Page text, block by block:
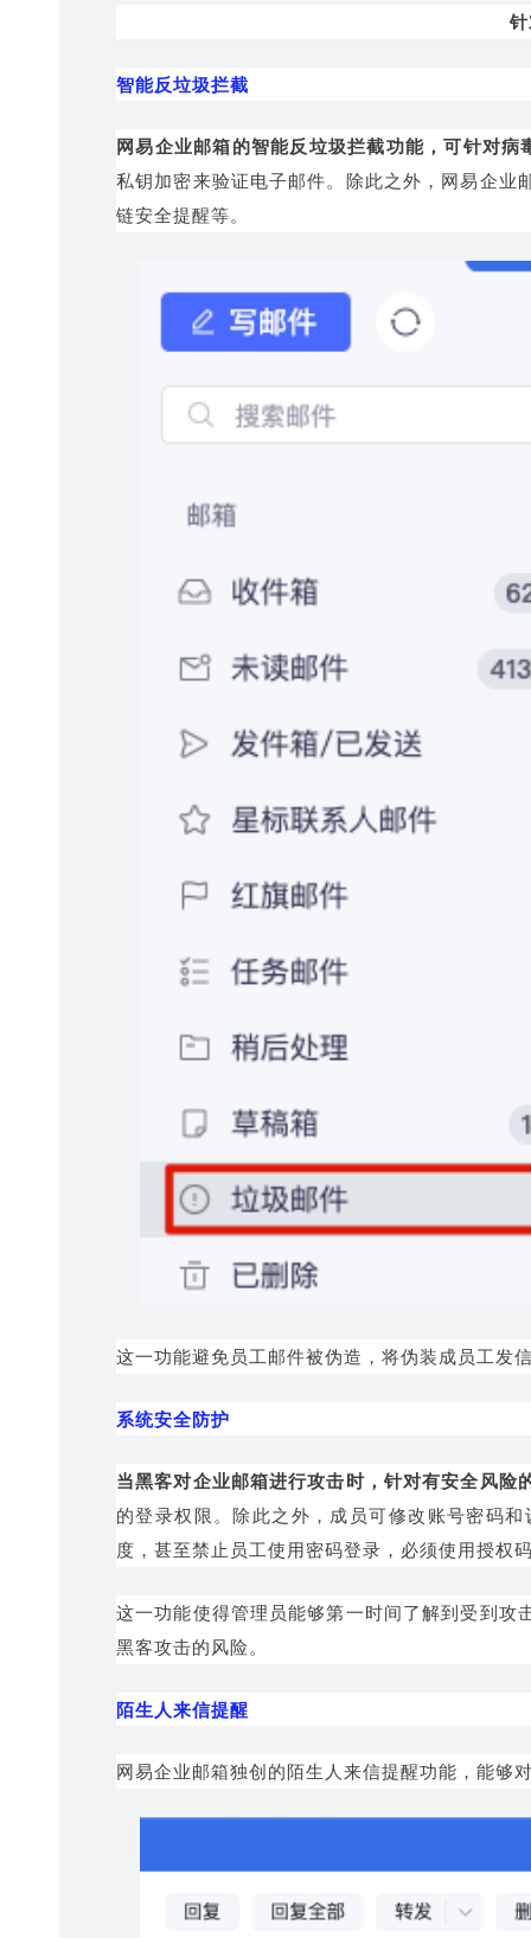
智能反垃圾拦截
网易企业邮箱的智能反垃圾拦截功能，可针对
私钥加密来验证电子邮件。
除此之外，网易企业
链安全提醒等。
这一功能避免员工邮件被伪造，将伪装成员工发
系统安全防护
当黑客对企业邮箱进行攻击时，针对有安全风险
的登录权 限。除此之外，成员可修改账号密码
度，甚至禁止员工使用密码登录，必须使用授权
这一功能使得管理员能够第一时间了解到受到攻
黑客攻击的风险。
陌生人来信提醒
网易企业邮箱独创的陌生人来信提醒功能，能够